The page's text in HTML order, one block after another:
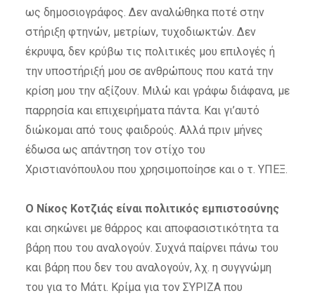
ως δημοσιογράφος. Δεν αναλώθηκα ποτέ στην
στήριξη φτηνών, μετρίων, τυχοδιωκτών. Δεν
έκρυψα, δεν κρύβω τις πολιτικές μου επιλογές ή
την υποστήριξή μου σε ανθρώπους που κατά την
κρίση μου την αξίζουν. Μιλώ και γράφω διάφανα, με
παρρησία και επιχειρήματα πάντα. Και γι’αυτό
διώκομαι από τους φαιδρούς. Αλλά πριν μήνες
έδωσα ως απάντηση τον στίχο του
Χριστιανόπουλου που χρησιμοποίησε και ο τ. ΥΠΕΞ.
Ο Νίκος Κοτζιάς είναι πολιτικός εμπιστοσύνης
και σηκώνει με θάρρος και αποφασιστικότητα τα
βάρη που του αναλογούν. Συχνά παίρνει πάνω του
και βάρη που δεν του αναλογούν, λχ. η συγγνώμη
του για το Μάτι. Κρίμα για τον ΣΥΡΙΖΑ που